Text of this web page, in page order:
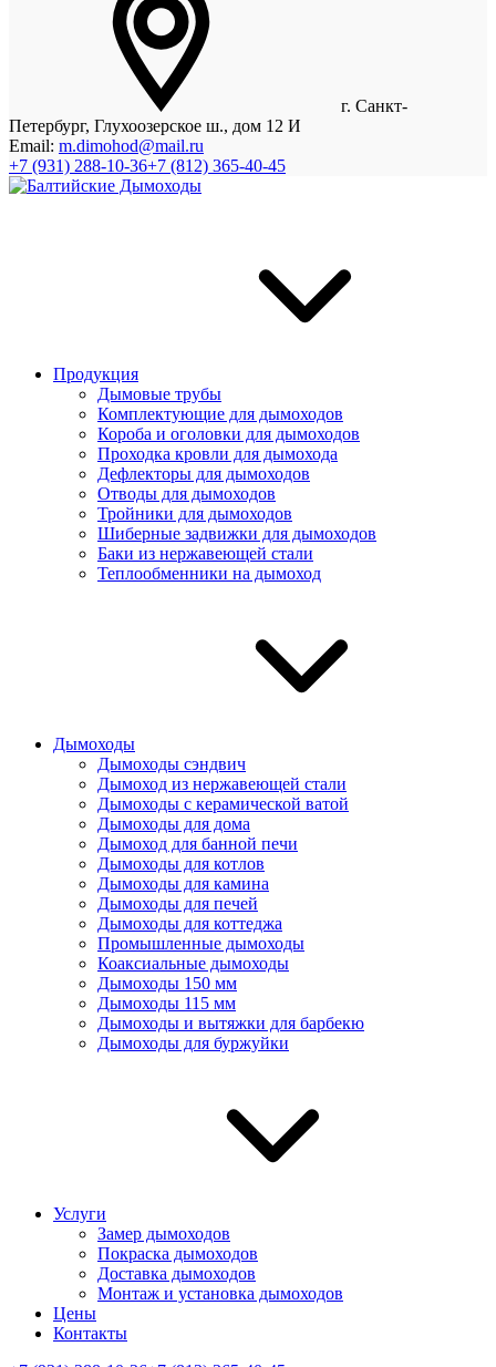
г. Санкт-
Петербург, Глухоозерское ш., дом 12 И
Email: m.dimohod@mail.ru
+7 (931) 288-10-36+7 (812) 365-40-45
Продукция
Дымовые трубы
Комплектующие для дымоходов
Короба и оголовки для дымоходов
Проходка кровли для дымохода
Дефлекторы для дымоходов
Отводы для дымоходов
Тройники для дымоходов
Шиберные задвижки для дымоходов
Баки из нержавеющей стали
Теплообменники на дымоход
Дымоходы
Дымоходы сэндвич
Дымоход из нержавеющей стали
Дымоходы с керамической ватой
Дымоходы для дома
Дымоход для банной печи
Дымоходы для котлов
Дымоходы для камина
Дымоходы для печей
Дымоходы для коттеджа
Промышленные дымоходы
Коаксиальные дымоходы
Дымоходы 150 мм
Дымоходы 115 мм
Дымоходы и вытяжки для барбекю
Дымоходы для буржуйки
Услуги
Замер дымоходов
Покраска дымоходов
Доставка дымоходов
Монтаж и установка дымоходов
Цены
Контакты